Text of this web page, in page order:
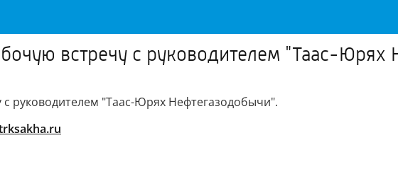
встречу с руководителем "Таас-Юрях
руководителем "Таас-Юрях Нефтегазодобычи".